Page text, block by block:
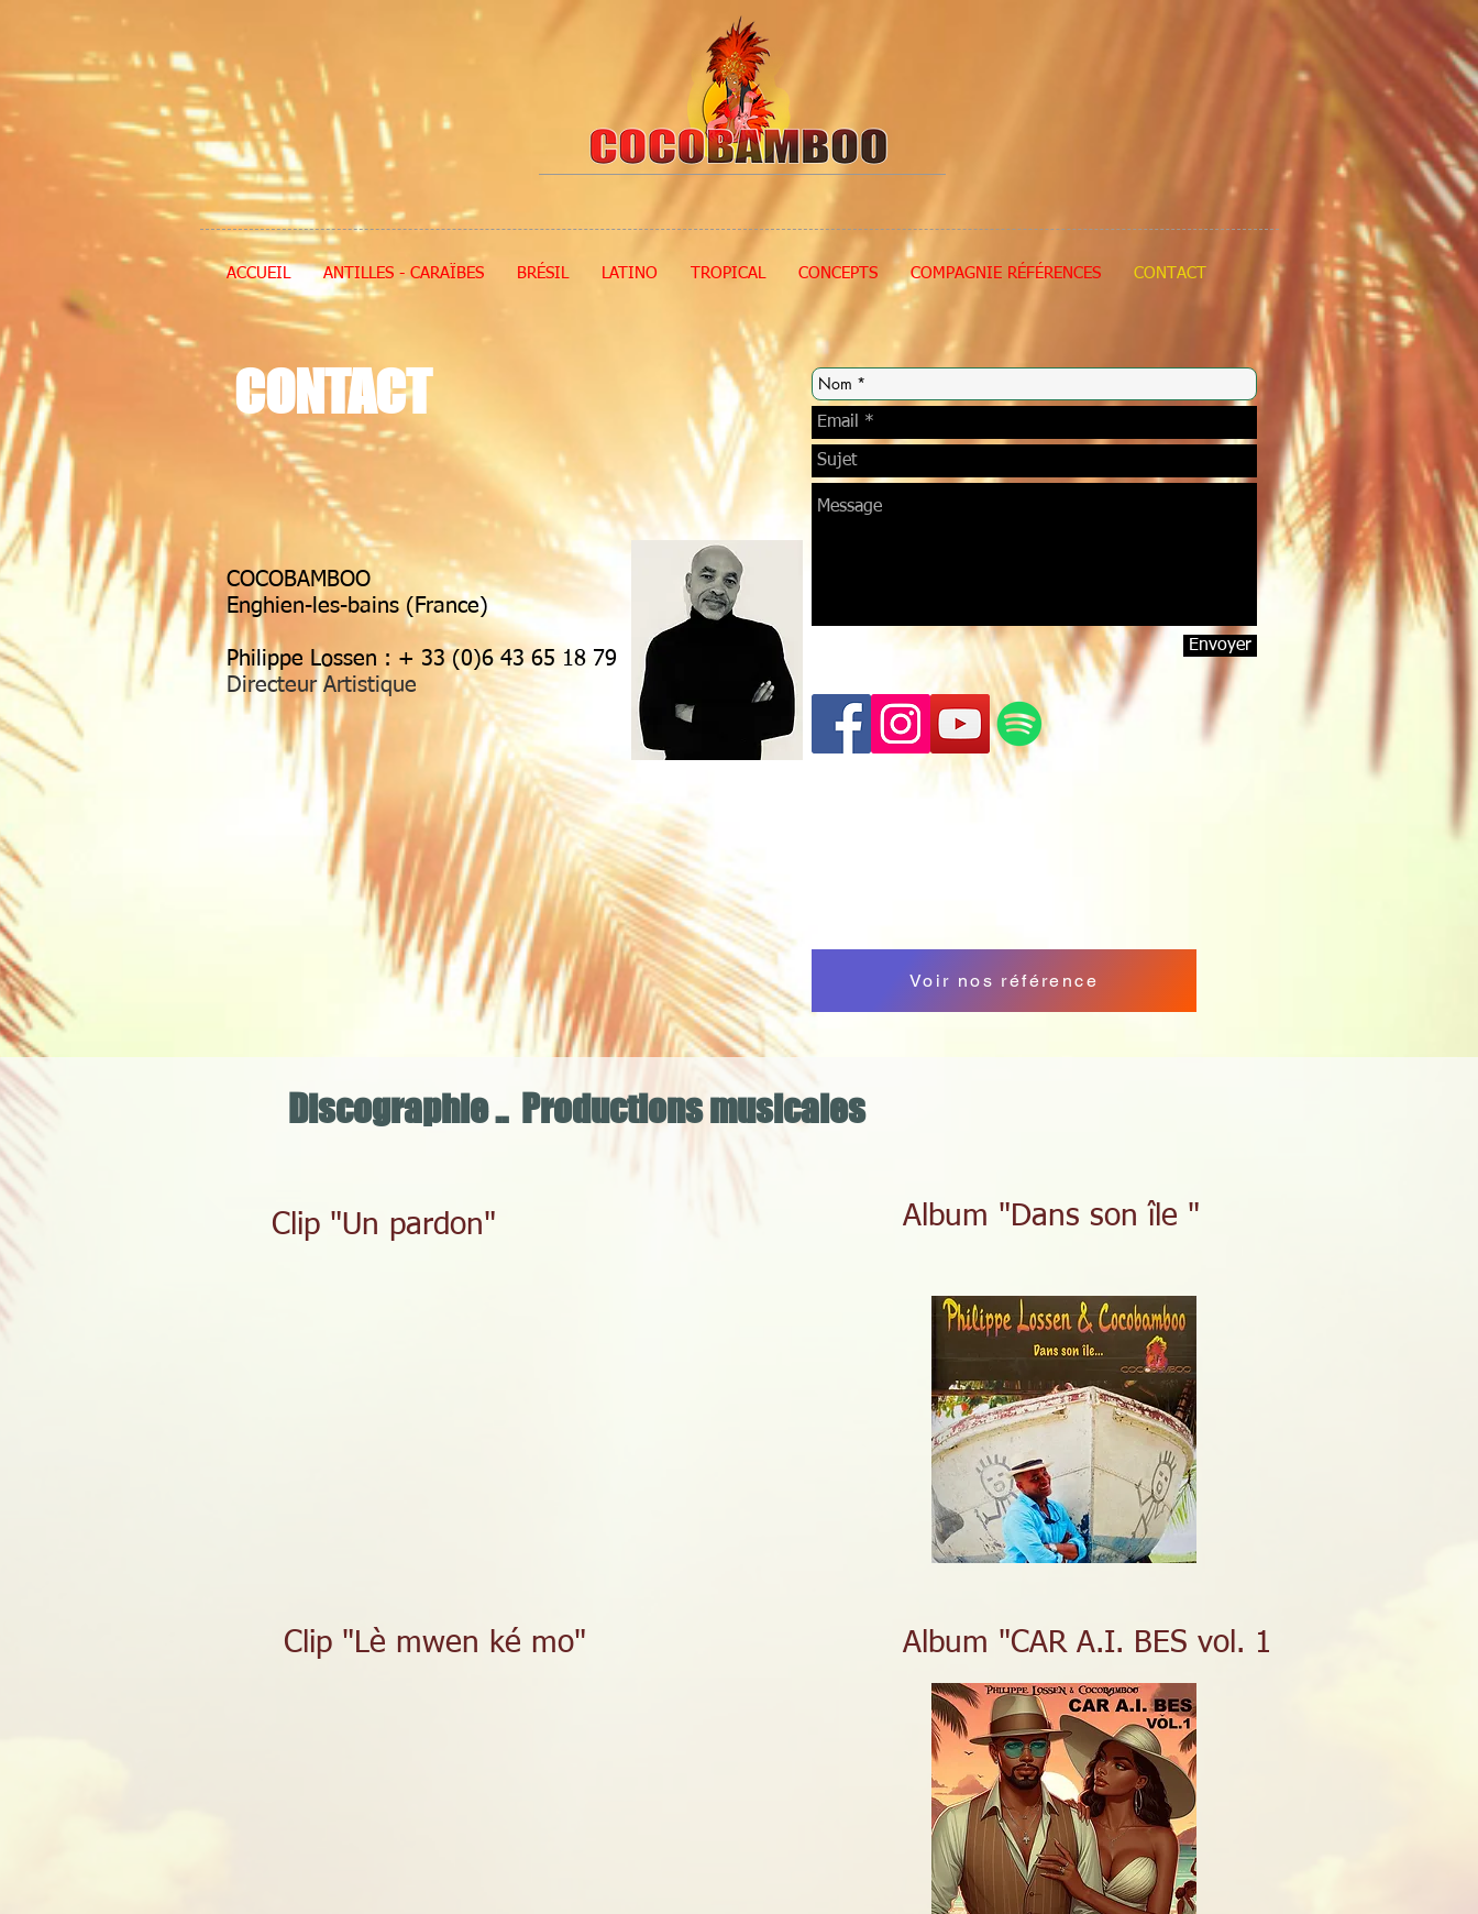
ACCUEIL ANTILLES - CARAÏBES BRÉSIL LATINO TROPICAL CONCEPTS COMPAGNIE RÉFÉRENCES CONTACT
CONTACT
COCOBAMBOO
Enghien-les-bains (France)
Philippe Lossen : + 33 (0)6 43 65 18 79
Directeur Artistique
Envoyer
Voir nos référence
Discographie .. Productions musicales
Clip "Un pardon"
Clip "Lè mwen ké mo"
Album "Dans son île "
Album "CAR A.I. BES vol. 1